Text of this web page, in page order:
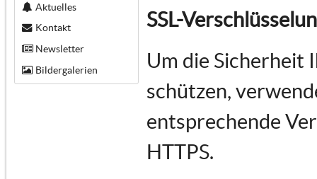
Aktuelles
Kontakt
Newsletter
Bildergalerien
SSL-
Um die Sicherheit
schützen,
entsprechende
HTTPS.